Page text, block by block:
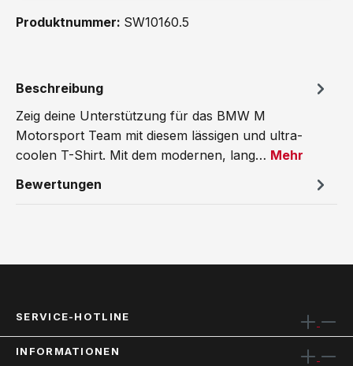
Produktnummer: SW10160.5
Beschreibung
Zeig deine Unterstützung für das BMW M
Motorsport Team mit diesem lässigen und ultra-
coolen T-Shirt. Mit dem modernen, lang… Mehr
Bewertungen
SERVICE-HOTLINE
INFORMATIONEN